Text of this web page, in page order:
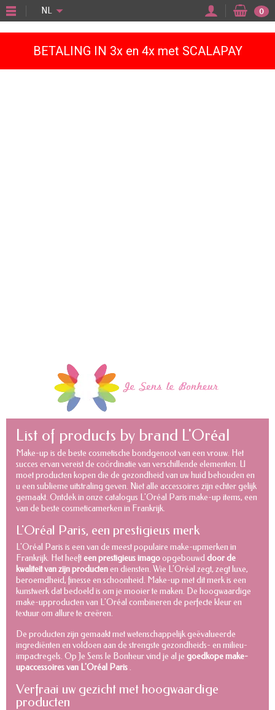
BETALING IN 3x en 4x met SCALAPAY
NL 0
List of products by brand L'Oréal
Make-up is de beste cosmetische bondgenoot van een vrouw. Het
succes ervan vereist de coördinatie van verschillende elementen. U
moet producten kopen die de gezondheid van uw huid behouden en
u een sublieme uitstraling geven. Niet alle accessoires zijn echter gelijk
gemaakt. Ontdek in onze catalogus L'Oréal Paris make-up items, een
van de beste cosmeticamerken in Frankrijk.
L'Oréal Paris, een prestigieus merk
L'Oréal Paris is een van de meest populaire make-upmerken in
Frankrijk. Het heefteen prestigieus imagoopgebouwd door de
kwaliteit van zijn productenen diensten. Wie L'Oréal zegt, zegt luxe,
beroemdheid, finesse en schoonheid. Make-up met dit merk is een
kunstwerk dat bedoeld is om je mooier te maken. De hoogwaardige
make-upproducten van L'Oréal combineren de perfecte kleur en
textuur om allure te creëren.
De producten zijn gemaakt met wetenschappelijk geëvalueerde
ingrediënten en voldoen aan de strengste gezondheids- en milieu-
impactregels. Op Je Sens le Bonheur vind je al je goedkope make-
upaccessoires van L'Oréal Paris.
Verfraai uw gezicht met hoogwaardige
producten